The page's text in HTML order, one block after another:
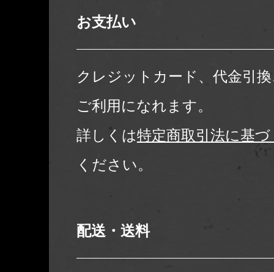
お支払い
クレジットカード、代金引
ご利用になれます。
詳しくは特定商取引法に基
ください。
配送・送料